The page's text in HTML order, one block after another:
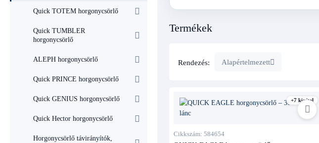
Quick TOTEM horgonycsörlő
Quick TUMBLER
horgonycsörlő
ALEPH horgonycsörlő
Quick PRINCE horgonycsörlő
Quick GENIUS horgonycsörlő
Quick Hector horgonycsörlő
Horgonycsörlő távirányítók,
Termékek
Rendezés: Alapértelmezett
+7 kivitel
Cikkszám: 584654